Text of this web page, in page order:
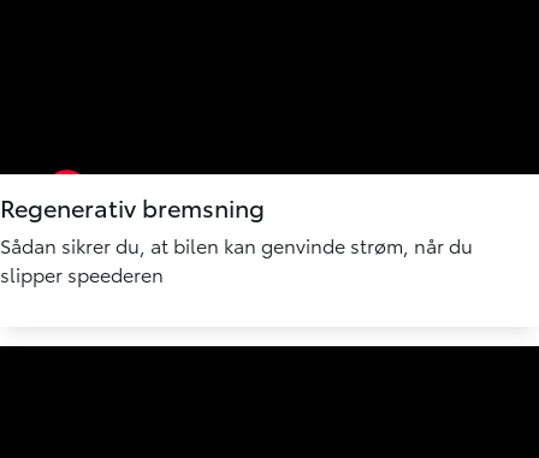
Regenerativ bremsning
Sådan sikrer du, at bilen kan genvinde strøm, når du
slipper speederen